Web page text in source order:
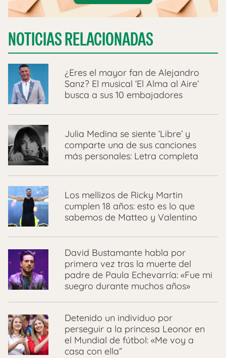
NOTICIAS RELACIONADAS
¿Eres el mayor fan de Alejandro
Sanz? El musical ‘El Alma al Aire’
busca a sus 10 embajadores
Julia Medina se siente ‘Libre’ y
comparte una de sus canciones
más personales: Letra completa
Los mellizos de Ricky Martin
cumplen 18 años: esto es lo que
sabemos de Matteo y Valentino
David Bustamante habla por
primera vez tras la muerte del
padre de Paula Echevarría: «Fue mi
suegro durante muchos años»
Detenido un individuo por
perseguir a la princesa Leonor en
el Mundial de fútbol: «Me voy a
casa con ella”